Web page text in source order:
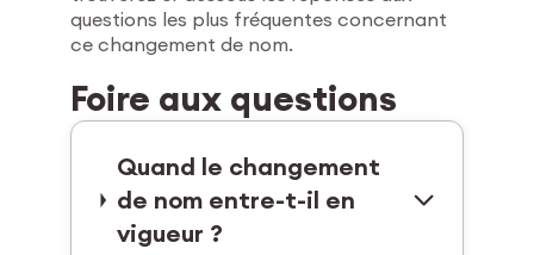
questions les plus fréquentes concernant
ce changement de nom.
Foire aux questions
Quand le changement
de nom entre-t-il en
vigueur ?